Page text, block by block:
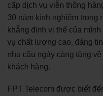
cấp dịch vụ viễn thông
30 năm kinh nghiệm trong
khẳng định vị thế của
vụ chất lượng cao, đáng
nhu cầu ngày càng tăng
khách hàng.
FPT Telecom được biết